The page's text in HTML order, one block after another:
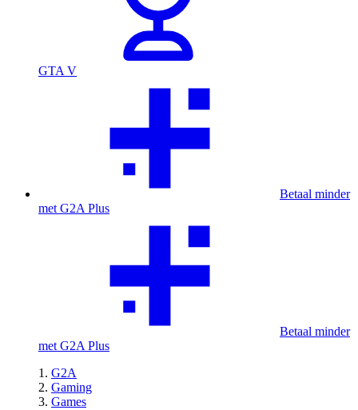
GTA V
Betaal minder
met G2A Plus
Betaal minder
met G2A Plus
G2A
Gaming
Games